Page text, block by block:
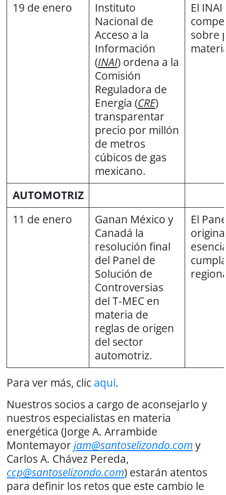
19 de enero
Instituto
Nacional de
Acceso a la
Información
(INAI) ordena a la
Comisión
Reguladora de
Energía (CRE)
transparentar
precio por millón
de metros
cúbicos de gas
mexicano.
El
sobre
AUTOMOTRIZ
11 de enero
Ganan México y
Canadá la
resolución final
del Panel de
Solución de
Controversias
del T-MEC en
materia de
reglas de origen
del sector
automotriz.
El
Para ver más, clic aquí.
Nuestros socios a cargo de aconsejarlo y
nuestros especialistas en materia
energética (Jorge A. Arrambide
Montemayorjam@santoselizondo.com y
Carlos A. Chávez Pereda,
ccp@santoselizondo.com) estarán atentos
para definir los retos que este cambio le